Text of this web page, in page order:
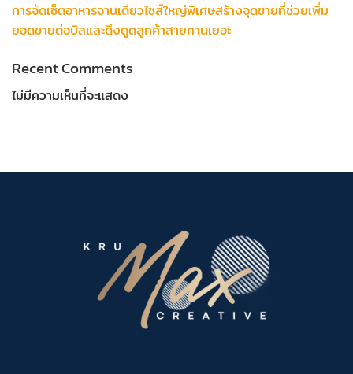
การจัดเซ็ตอาหารจานเดียวไซส์ใหญ่พิเศษสร้างจุดขายที่ช่วยเพิ่ม
ยอดขายต่อบิลและดึงดูดลูกค้าสายทานเยอะ
Recent Comments
ไม่มีความเห็นที่จะแสดง